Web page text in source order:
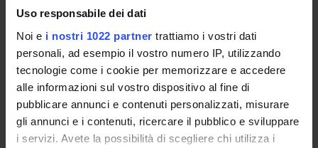
Uso responsabile dei dati
Noi e i nostri 1022 partner trattiamo i vostri dati
personali, ad esempio il vostro numero IP, utilizzando
tecnologie come i cookie per memorizzare e accedere
alle informazioni sul vostro dispositivo al fine di
pubblicare annunci e contenuti personalizzati, misurare
gli annunci e i contenuti, ricercare il pubblico e sviluppare
i servizi. Avete la possibilità di scegliere chi utilizza i
ORGANIZZAZIONE
GOVERNANCE
COMMISSIONI
UFFICI E STRUTTURE DI SERVIZIO